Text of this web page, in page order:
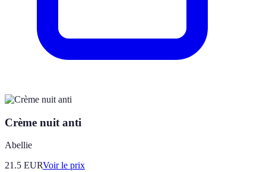
Crème nuit anti
Abellie
21.5 EURVoir le prix